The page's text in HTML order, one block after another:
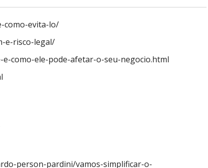
como-evita-lo/
e-risco-legal/
como-ele-pode-afetar-o-seu-negocio.html
person-pardini/vamos-simplificar-o-